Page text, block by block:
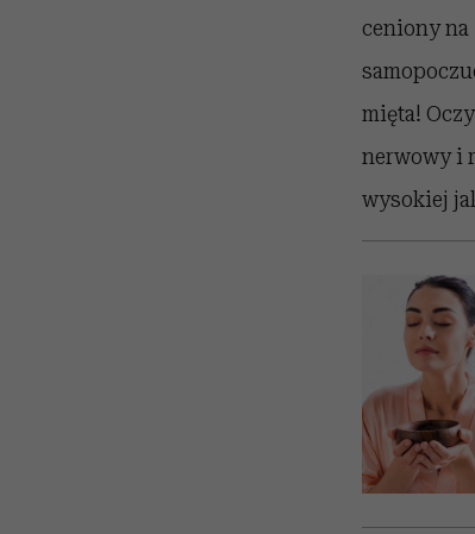
ceniony na
mięta!
nerwowy i
wysokiej